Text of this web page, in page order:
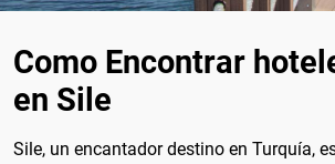
Como Encontrar
en Sile
Sile, un encantador destino en Turquía,